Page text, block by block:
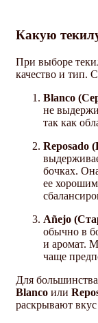
Какую
При выборе
качество и тип.
Blanco
не
так как
Reposado
бочках.
ее
Añejo
обычно в
и аромат.
чаще
Для большинства
Blanco или
раскрывают